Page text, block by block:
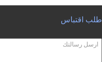
طلب اقتباس